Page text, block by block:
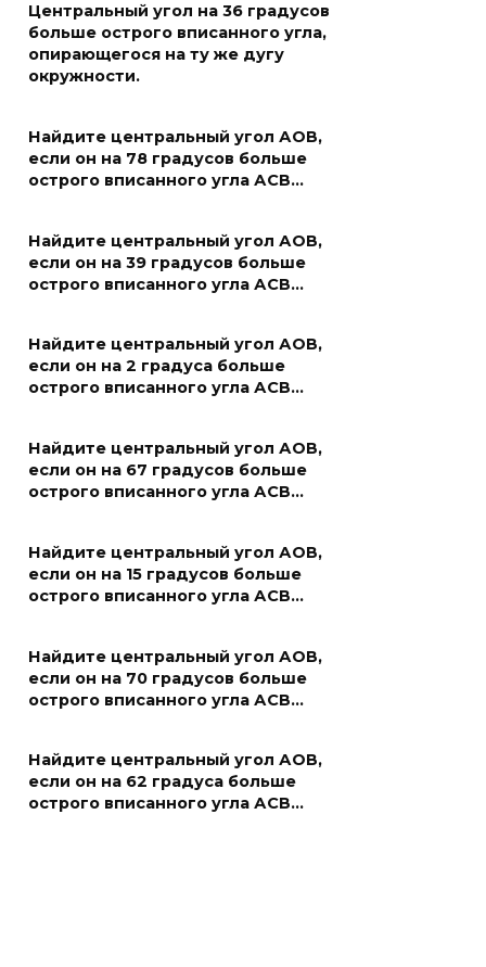
Центральный угол на 36 градусов
больше острого вписанного угла,
опирающегося на ту же дугу
окружности.
Найдите центральный угол АОВ,
если он на 78 градусов больше
острого вписанного угла АСВ…
Найдите центральный угол АОВ,
если он на 39 градусов больше
острого вписанного угла АСВ…
Найдите центральный угол АОВ,
если он на 2 градуса больше
острого вписанного угла АСВ…
Найдите центральный угол АОВ,
если он на 67 градусов больше
острого вписанного угла АСВ…
Найдите центральный угол АОВ,
если он на 15 градусов больше
острого вписанного угла АСВ…
Найдите центральный угол АОВ,
если он на 70 градусов больше
острого вписанного угла АСВ…
Найдите центральный угол АОВ,
если он на 62 градуса больше
острого вписанного угла АСВ…